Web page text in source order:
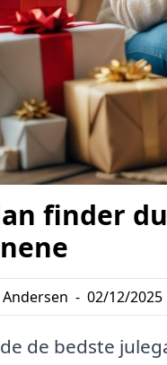
finder
- 02/12/2025
de bedste